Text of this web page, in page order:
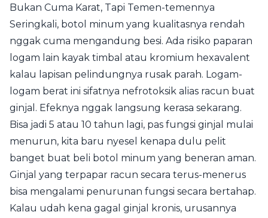
Bukan Cuma Karat, Tapi Temen-temennya
Seringkali, botol minum yang kualitasnya rendah
nggak cuma mengandung besi. Ada risiko paparan
logam lain kayak timbal atau kromium hexavalent
kalau lapisan pelindungnya rusak parah. Logam-
logam berat ini sifatnya nefrotoksik alias racun buat
ginjal. Efeknya nggak langsung kerasa sekarang.
Bisa jadi 5 atau 10 tahun lagi, pas fungsi ginjal mulai
menurun, kita baru nyesel kenapa dulu pelit
banget buat beli botol minum yang beneran aman.
Ginjal yang terpapar racun secara terus-menerus
bisa mengalami penurunan fungsi secara bertahap.
Kalau udah kena gagal ginjal kronis, urusannya